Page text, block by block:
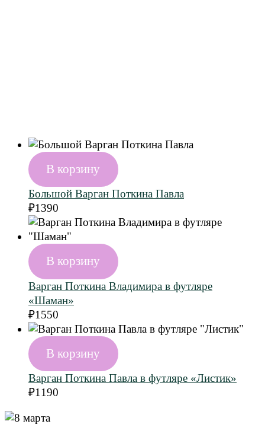
В корзину
Большой Варган Поткина Павла
₽1390
В корзину
Варган Поткина Владимира в футляре
«Шаман»
₽1550
В корзину
Варган Поткина Павла в футляре «Листик»
₽1190